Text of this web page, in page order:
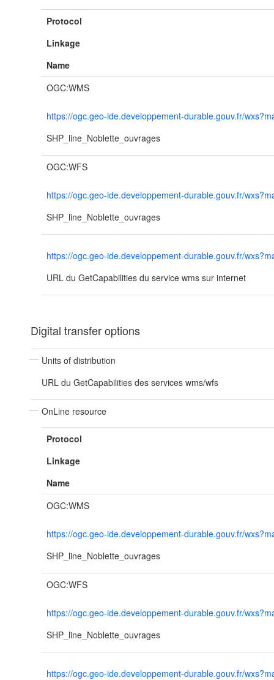
Protocol
Linkage
Name
OGC:WMS
https://ogc.geo-ide.developpement-durable.gouv.fr/
SHP_line_Noblette_ouvrages
OGC:WFS
https://ogc.geo-ide.developpement-durable.gouv.fr/
SHP_line_Noblette_ouvrages
https://ogc.geo-ide.developpement-durable.gouv.fr/
URL du GetCapabilities du service wms sur internet
Digital transfer options
Units of distribution
URL du GetCapabilities des services wms/wfs
OnLine resource
Protocol
Linkage
Name
OGC:WMS
https://ogc.geo-ide.developpement-durable.gouv.fr/
SHP_line_Noblette_ouvrages
OGC:WFS
https://ogc.geo-ide.developpement-durable.gouv.fr/
SHP_line_Noblette_ouvrages
https://ogc.geo-ide.developpement-durable.gouv.fr/